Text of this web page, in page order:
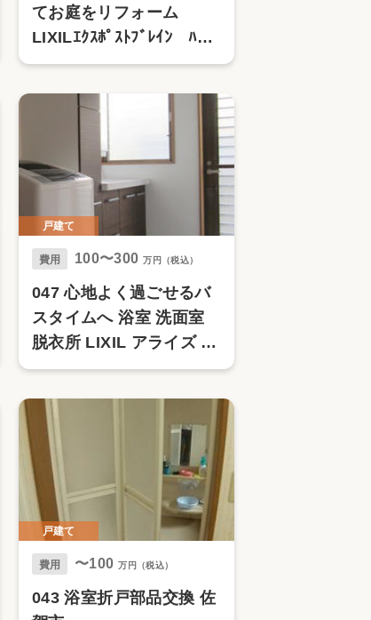
てお庭をリフォーム
LIXILｴｸｽﾎﾟｽﾄﾌﾞﾚｲﾝ ﾊｲ
ｸﾞﾘｯﾄﾞﾌｪﾝｽ 砂利敷き
戸建て
費用 100〜300 万円（税込）
047 心地よく過ごせるバ
スタイムへ 浴室 洗面室
脱衣所 LIXIL アライズ 佐
賀市
戸建て
費用 〜100 万円（税込）
043 浴室折戸部品交換 佐